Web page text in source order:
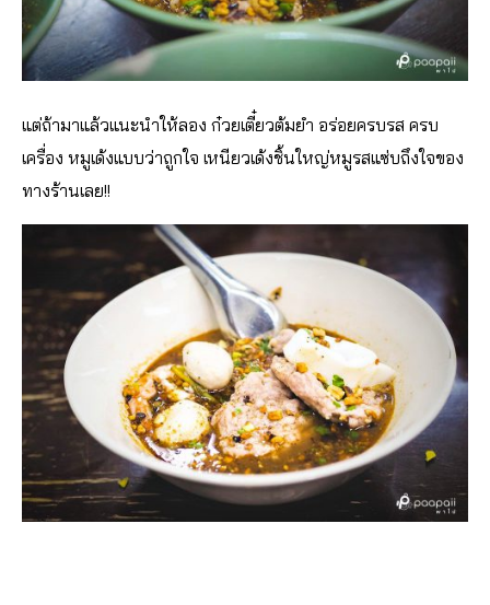
แต่ถ้ามาแล้วแนะนำให้ลอง ก๋วยเตี๋ยวต้มยำ อร่อยครบรส ครบ
เครื่อง หมูเด้งแบบว่าถูกใจ เหนียวเด้งชิ้นใหญ่หมูรสแซ่บถึงใจของ
ทางร้านเลย!!